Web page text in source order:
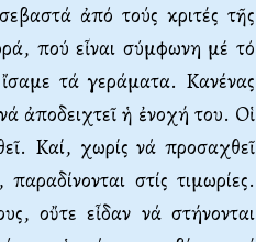
ἀπό τούς κριτές τῆς
πού εἶναι σύμφωνη μέ τό
τά γεράματα. Kανένας
ἀποδειχτεῖ ἡ ἐνοχή του. Oἱ
Kαί, χωρίς νά προσαχθεῖ
στίς τιμωρίες.
οὔτε εἶδαν νά στήνονται